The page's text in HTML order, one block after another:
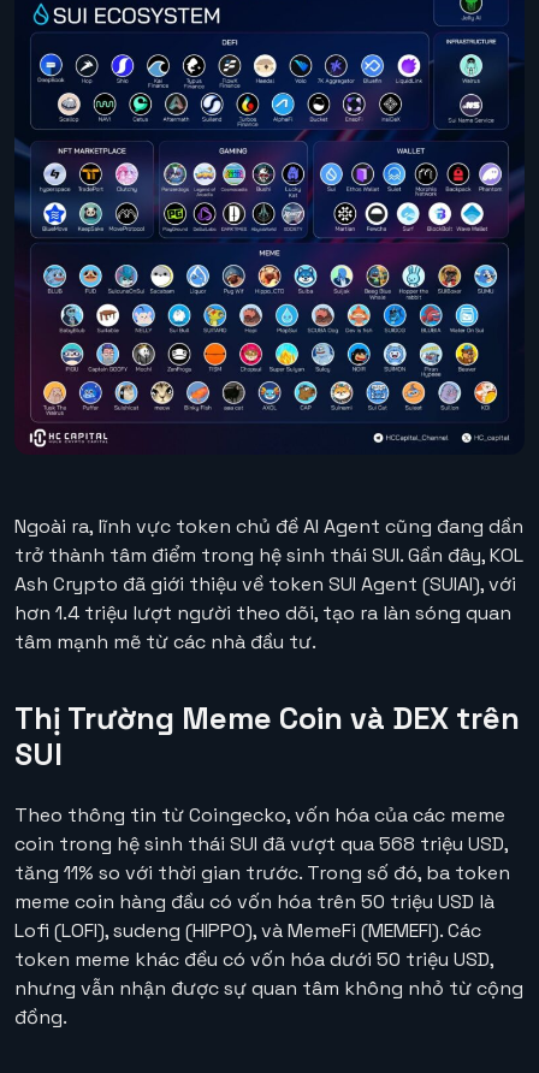
Ngoài ra, lĩnh vực token chủ đề AI Agent cũng đang dần
trở thành tâm điểm trong hệ sinh thái SUI. Gần đây, KOL
Ash Crypto đã giới thiệu về token SUI Agent (SUIAI), với
hơn 1.4 triệu lượt người theo dõi, tạo ra làn sóng quan
tâm mạnh mẽ từ các nhà đầu tư.
Thị Trường Meme Coin và DEX trên
SUI
Theo thông tin từ Coingecko, vốn hóa của các meme
coin trong hệ sinh thái SUI đã vượt qua 568 triệu USD,
tăng 11% so với thời gian trước. Trong số đó, ba token
meme coin hàng đầu có vốn hóa trên 50 triệu USD là
Lofi (LOFI), sudeng (HIPPO), và MemeFi (MEMEFI). Các
token meme khác đều có vốn hóa dưới 50 triệu USD,
nhưng vẫn nhận được sự quan tâm không nhỏ từ cộng
đồng.